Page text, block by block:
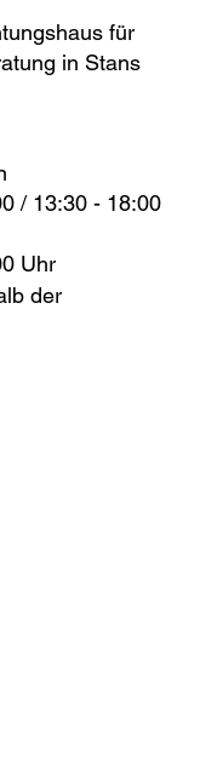
der
/ 13:30 - 18:00
Uhr
für
in Stans